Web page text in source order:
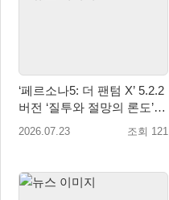
‘페르소나5: 더 팬텀 X’ 5.2.2
버전 ‘질투와 절망의 론도’ 7
월 23일 업데이트!
2026.07.23 조회 121